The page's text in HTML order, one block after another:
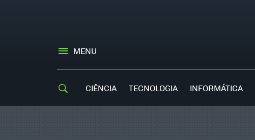
MENU
CIÊNCIA TECNOLOGIA INFORMÁTICA